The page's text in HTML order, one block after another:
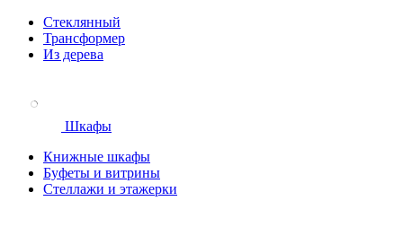
Стеклянный
Трансформер
Из дерева
Шкафы
Книжные шкафы
Буфеты и витрины
Стеллажи и этажерки